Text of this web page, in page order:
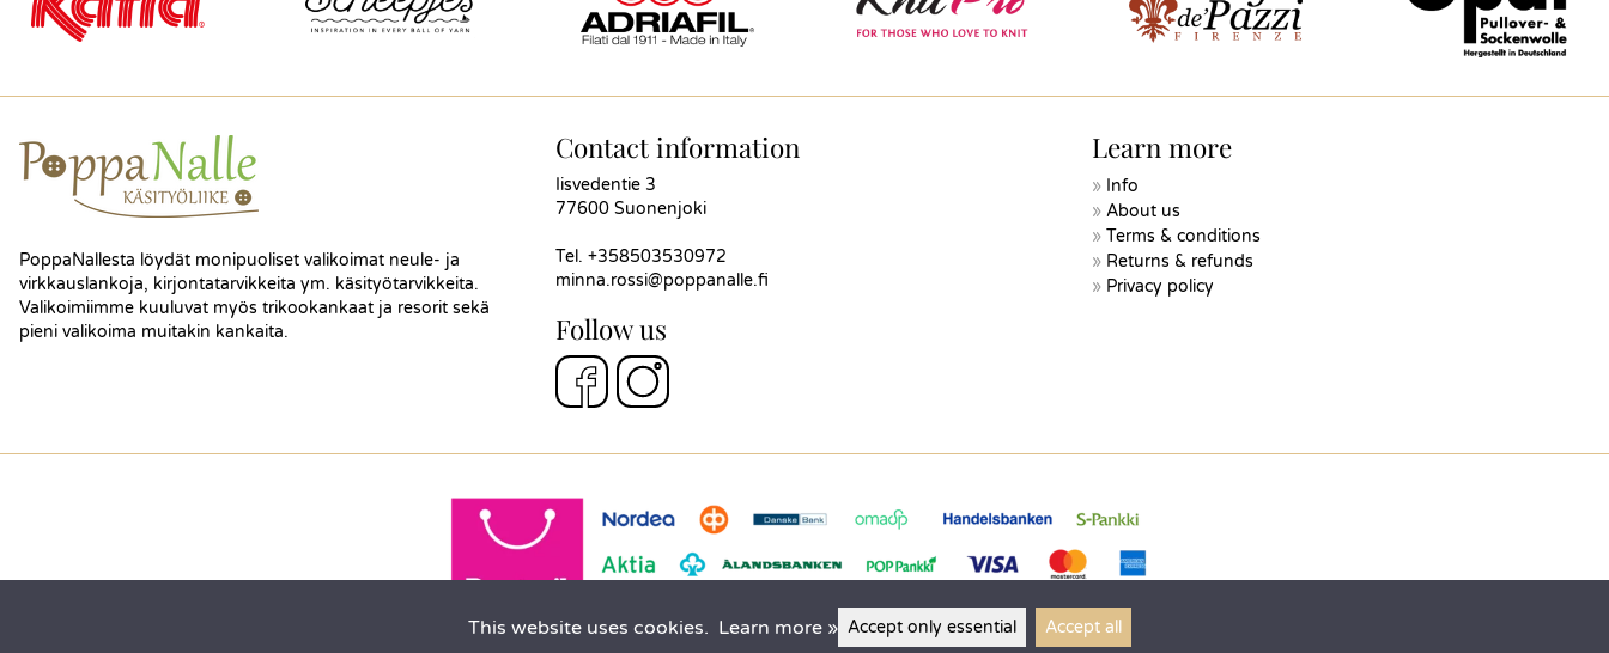
PoppaNallesta löydät monipuoliset valikoimat neule- ja
virkkauslankoja, kirjontatarvikkeita ym. käsityötarvikkeita.
Valikoimiimme kuuluvat myös trikookankaat ja resorit sekä
pieni valikoima muitakin kankaita.
Contact information
Iisvedentie 3
77600 Suonenjoki
Tel. +358503530972
minna.rossi@poppanalle.fi
Follow us
Learn more
Info
About us
Terms & conditions
Returns & refunds
Privacy policy
This website uses cookies. Learn more » Accept only essential Accept all